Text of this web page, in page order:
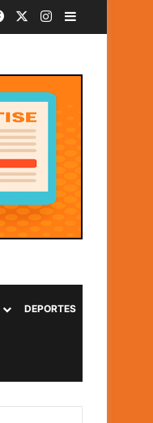
Facebook Instagram
DEPORTES